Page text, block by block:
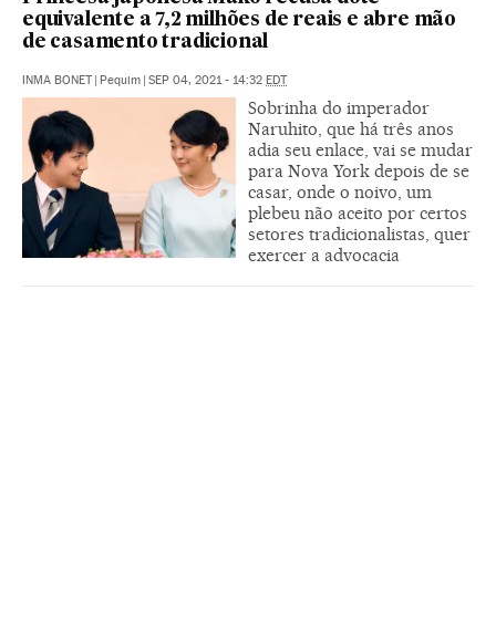
equivalente a 7,2 milhões de reais e abre mão
de casamento tradicional
INMA BONET Pequim SEP 04, 2021 - 14:32 EDT
Sobrinha do imperador
Naruhito, que há três anos
adia seu enlace, vai se mudar
para Nova York depois de se
casar, onde o noivo, um
plebeu não aceito por certos
setores tradicionalistas, quer
exercer a advocacia